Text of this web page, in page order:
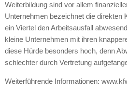
Weiterbildung sind vor allem
Unternehmen bezeichnet die direkten
ein Viertel den Arbeitsausfall
kleine Unternehmen mit ihren
diese Hürde besonders hoch, denn
schlechter durch Vertretung
Weiterführende Informationen: